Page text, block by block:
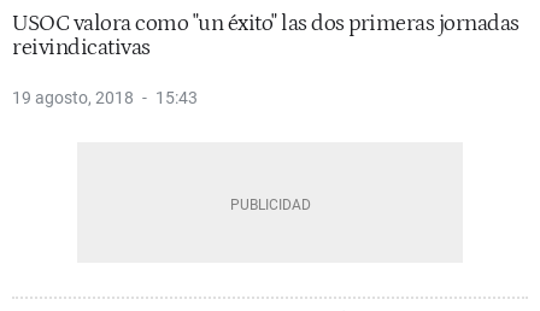
USOC valora como "un éxito" las dos primeras jornadas
reivindicativas
19 agosto, 2018 15:43